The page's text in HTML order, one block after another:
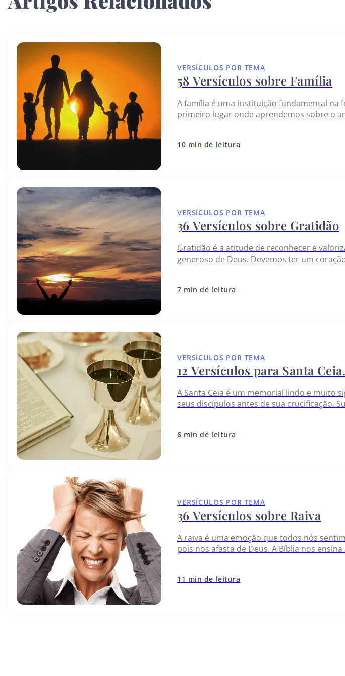
VERSÍCULOS POR TEMA
58 Versículos sobre Família
A família é uma instituição fundamental na
primeiro lugar onde aprendemos sobre o
10 min de leitura
VERSÍCULOS POR TEMA
36 Versículos sobre Gratidão
Gratidão é a atitude de reconhecer e
generoso de Deus. Devemos ter um
7 min de leitura
VERSÍCULOS POR TEMA
12 Versículos para Santa
A Santa Ceia é um memorial lindo e muito
seus discípulos antes de sua crucificação.
6 min de leitura
VERSÍCULOS POR TEMA
36 Versículos sobre Raiva
A raiva é uma emoção que todos nós
pois nos afasta de Deus. A Bíblia nos
11 min de leitura